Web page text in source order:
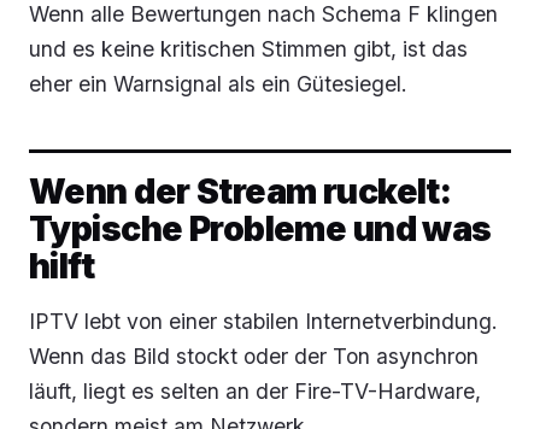
Wenn alle Bewertungen nach Schema F klingen
und es keine kritischen Stimmen gibt, ist das
eher ein Warnsignal als ein Gütesiegel.
Wenn der Stream ruckelt:
Typische Probleme und was
hilft
IPTV lebt von einer stabilen Internetverbindung.
Wenn das Bild stockt oder der Ton asynchron
läuft, liegt es selten an der Fire-TV-Hardware,